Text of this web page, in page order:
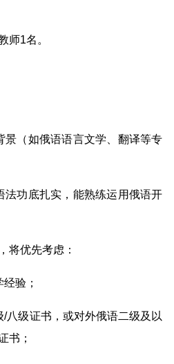
师1名。
景（如俄语语言文学、翻译等专
法功底扎实，能熟练运用俄语开
将优先考虑：
验；
八级证书，或对外俄语二级及以
书；